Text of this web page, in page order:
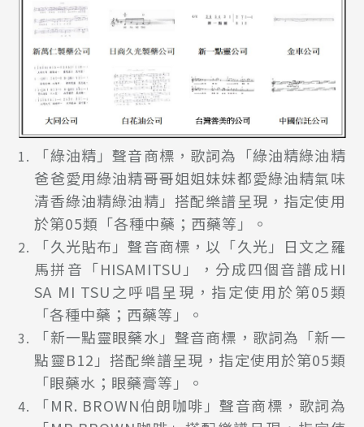
「綠油精」聲音商標，歌詞為「綠油精綠油精
爸爸愛用綠油精哥哥姐姐妹妹都愛綠油精氣味
清香綠油精綠油精」搭配樂譜呈現，指定使用
於第05類「各種中藥；西藥等」。
「久光貼布」聲音商標，以「久光」日文之羅
馬拼音「HISAMITSU」，分成四個音譜成HI
SA MI TSU之呼唱呈現，指定使用於第05類
「各種中藥；西藥等」。
「新一點靈眼藥水」聲音商標，歌詞為「新一
點靈B12」搭配樂譜呈現，指定使用於第05類
「眼藥水；眼藥膏等」。
「MR. BROWN伯朗咖啡」聲音商標，歌詞為